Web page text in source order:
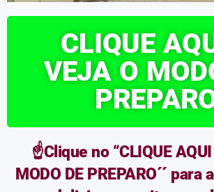
CLIQUE
VEJA O
☝️Clique no “CLIQUE
MODO DE PREPARO´´ para